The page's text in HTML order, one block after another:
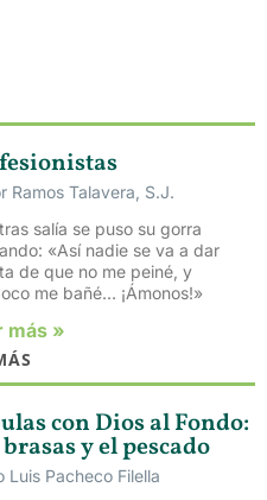
Ramos Talavera, S.J.
salía se puso su gorra
«Así nadie se va a dar
de que no me peiné, y
me bañé… ¡Ámonos!»
más »
con Dios al Fondo:
y el pescado
Luis Pacheco Filella